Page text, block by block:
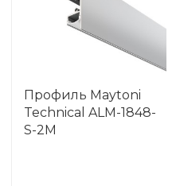
Профиль Maytoni
Technical ALM-1848-
S-2M